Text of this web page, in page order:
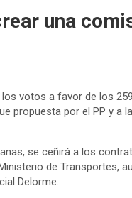
una
votos a favor de los
propuesta por el PP y a
se ceñirá a los
de Transportes,
Delorme.